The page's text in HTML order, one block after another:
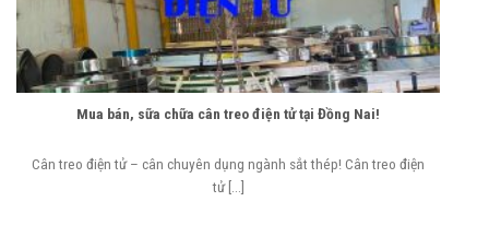
Mua bán, sữa chữa cân treo điện tử tại Đồng Nai!
Cân treo điện tử – cân chuyên dụng ngành sắt thép! Cân treo điện
tử [...]